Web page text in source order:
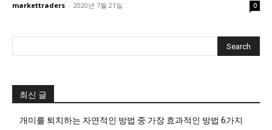
markettraders - 2020년 7월 21일 0
최신 글
개미를 퇴치하는 자연적인 방법 중 가장 효과적인 방법 6가지